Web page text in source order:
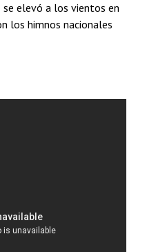
se elevó a los vientos en
los himnos nacionales